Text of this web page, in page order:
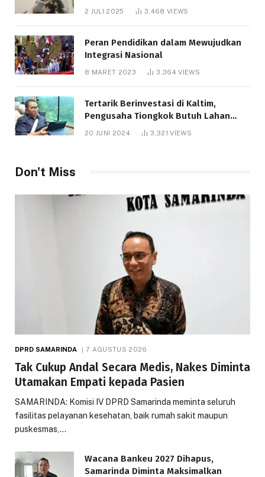
Bantuan Pendidikan Gratispol
2 JULI 2025 3,468 VIEWS
Peran Pendidikan dalam Mewujudkan
Integrasi Nasional
8 MARET 2023 3,364VIEWS
Tertarik Berinvestasi di Kaltim,
Pengusaha Tiongkok Butuh Lahan
1.000 Hektare
20 JUNI 2024 3,321VIEWS
Don't Miss
DPRD SAMARINDA 7 AGUSTUS 2026
Tak Cukup Andal Secara Medis, Nakes Diminta
Utamakan Empati kepada Pasien
SAMARINDA: Komisi IV DPRD Samarinda meminta seluruh
fasilitas pelayanan kesehatan, baik rumah sakit maupun
puskesmas,…
Wacana Bankeu 2027 Dihapus,
Samarinda Diminta Maksimalkan